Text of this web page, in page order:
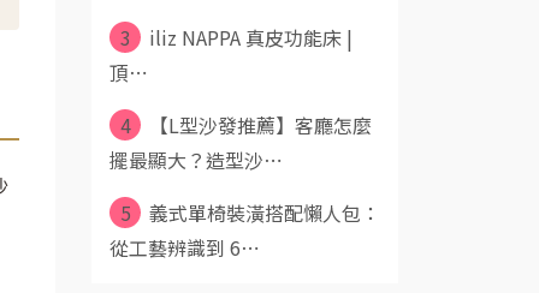
3
iliz NAPPA 真皮功能床 |
頂⋯
4
【L型沙發推薦】客廳怎麼
擺最顯大？造型沙⋯
5
義式單椅裝潢搭配懶人包：
從工藝辨識到 6⋯